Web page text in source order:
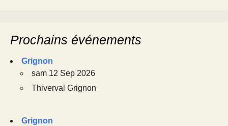
Prochains événements
Grignon
sam 12 Sep 2026
Thiverval Grignon
Grignon